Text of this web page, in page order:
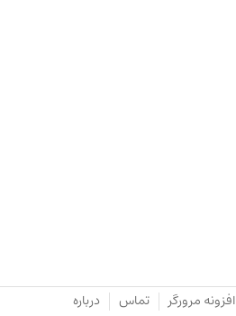
افزونه مرورگر تماس درباره